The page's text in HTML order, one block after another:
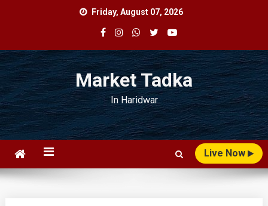
Friday, August 07, 2026
Market Tadka
In Haridwar
Live Now